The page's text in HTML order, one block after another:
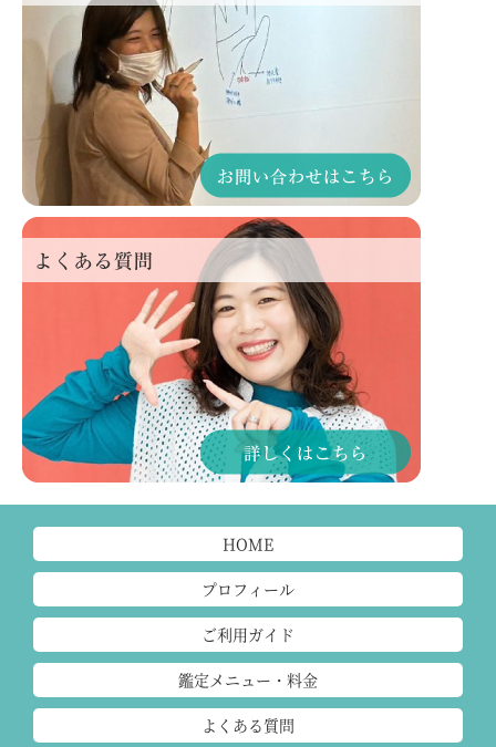
HOME
プロフィール
ご利用ガイド
鑑定メニュー・料金
よくある質問